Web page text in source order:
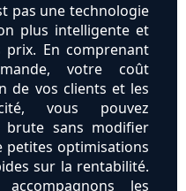
pas une technologie
plus intelligente et
En comprenant
votre coût
de vos clients et les
vous pouvez
brute sans modifier
optimisations
sur la rentabilité.
les